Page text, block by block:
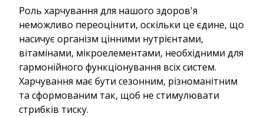
Роль харчування для нашого здоров'я
неможливо переоцінити, оскільки це єдине, що
насичує організм цінними нутрієнтами,
вітамінами, мікроелементами, необхідними для
гармонійного функціонування всіх систем.
Харчування має бути сезонним, різноманітним
та сформованим так, щоб не стимулювати
стрибків тиску.